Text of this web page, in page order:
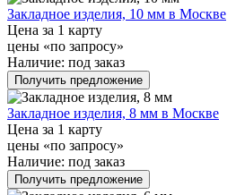
Закладное изделия, 10 мм в Москве
Цена за 1 карту
цены «по запросу»
Наличие: под заказ
Получить предложение
Закладное изделия, 8 мм в Москве
Цена за 1 карту
цены «по запросу»
Наличие: под заказ
Получить предложение